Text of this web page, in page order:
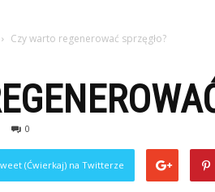
Czy warto regenerować sprzęgło?
0
(Ćwierkaj) na Twitterze